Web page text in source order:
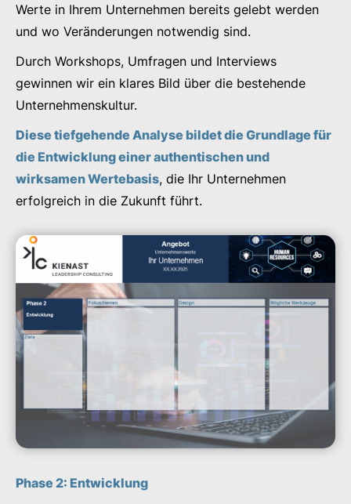
Werte in Ihrem Unternehmen bereits gelebt werden
und wo Veränderungen notwendig sind.
Durch Workshops, Umfragen und Interviews
gewinnen wir ein klares Bild über die bestehende
Unternehmenskultur.
Diese tiefgehende Analyse bildet die Grundlage für
die Entwicklung einer authentischen und
wirksamen Wertebasis, die Ihr Unternehmen
erfolgreich in die Zukunft führt.
Phase 2: Entwicklung